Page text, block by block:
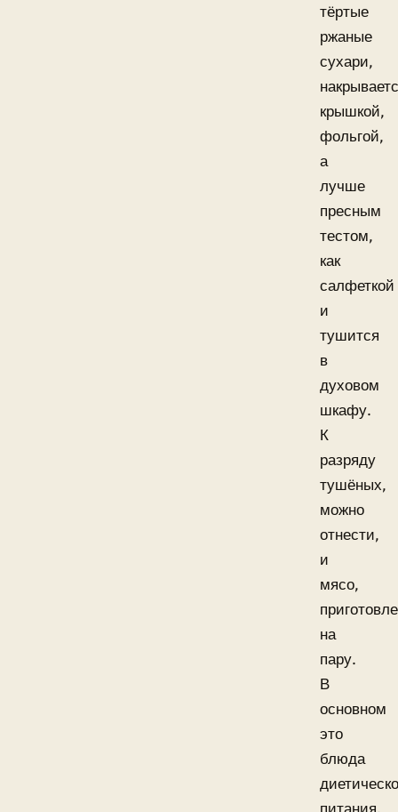
тёртые
ржаные
сухари,
крышкой,
фольгой,
а
лучше
пресным
тестом,
как
салфеткой
и
тушится
в
духовом
шкафу.
К
разряду
тушёных,
можно
отнести,
и
мясо,
на
пару.
В
основном
это
блюда
питания.